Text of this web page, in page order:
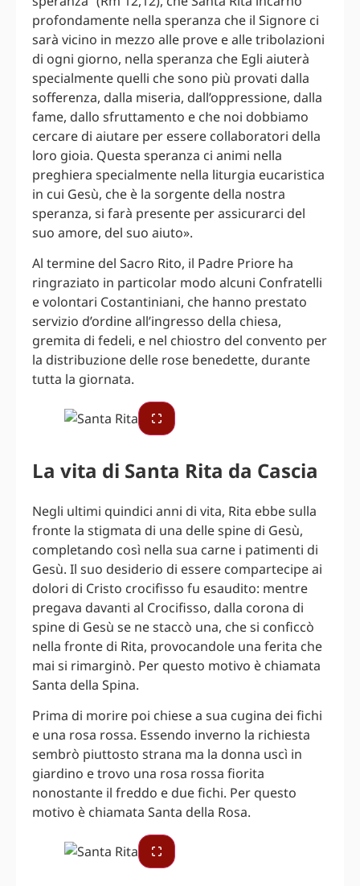
profondamente nella speranza che il Signore ci
sarà vicino in mezzo alle prove e alle tribolazioni
di ogni giorno, nella speranza che Egli aiuterà
specialmente quelli che sono più provati dalla
sofferenza, dalla miseria, dall’oppressione, dalla
fame, dallo sfruttamento e che noi dobbiamo
cercare di aiutare per essere collaboratori della
loro gioia. Questa speranza ci animi nella
preghiera specialmente nella liturgia eucaristica
in cui Gesù, che è la sorgente della nostra
speranza, si farà presente per assicurarci del
suo amore, del suo aiuto».
Al termine del Sacro Rito, il Padre Priore ha
ringraziato in particolar modo alcuni Confratelli
e volontari Costantiniani, che hanno prestato
servizio d’ordine all’ingresso della chiesa,
gremita di fedeli, e nel chiostro del convento per
la distribuzione delle rose benedette, durante
tutta la giornata.
La vita di Santa Rita da Cascia
Negli ultimi quindici anni di vita, Rita ebbe sulla
fronte la stigmata di una delle spine di Gesù,
completando così nella sua carne i patimenti di
Gesù. Il suo desiderio di essere compartecipe ai
dolori di Cristo crocifisso fu esaudito: mentre
pregava davanti al Crocifisso, dalla corona di
spine di Gesù se ne staccò una, che si conficcò
nella fronte di Rita, provocandole una ferita che
mai si rimarginò. Per questo motivo è chiamata
Santa della Spina.
Prima di morire poi chiese a sua cugina dei fichi
e una rosa rossa. Essendo inverno la richiesta
sembrò piuttosto strana ma la donna uscì in
giardino e trovo una rosa rossa fiorita
nonostante il freddo e due fichi. Per questo
motivo è chiamata Santa della Rosa.